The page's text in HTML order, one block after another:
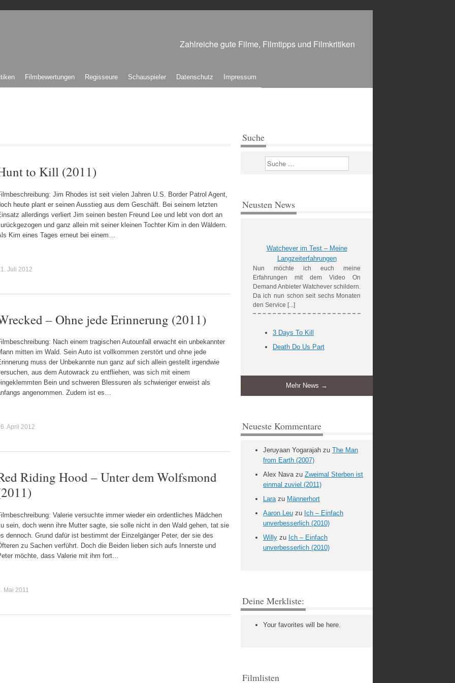
Zahlreiche gute Filme, Filmtipps und Filmkritiken
Filmbewertungen Regisseure Schauspieler Datenschutz Impressum
to Kill (2011)
Jim Rhodes ist seit vielen Jahren U.S. Border Patrol Agent,
heute plant er seinen Ausstieg aus dem Geschäft. Bei seinem letzten
allerdings verliert Jim seinen besten Freund Lee und lebt von dort an
und ganz allein mit seiner kleinen Tochter Kim in den Wäldern.
Kim eines Tages erneut bei einem…
Juli 2012
– Ohne jede Erinnerung (2011)
Nach einem tragischen Autounfall erwacht ein unbekannter
mitten im Wald. Sein Auto ist vollkommen zerstört und ohne jede
muss der Unbekannte nun ganz auf sich allein gestellt irgendwie
aus dem Autowrack zu entfliehen, was sich mit einem
Bein und schweren Blessuren als schwieriger erweist als
angenommen. Zudem ist es…
April 2012
Riding Hood – Unter dem Wolfsmond
Valerie versuchte immer wieder ein ordentliches Mädchen
sein, doch wenn ihre Mutter sagte, sie solle nicht in den Wald gehen, tat sie
dennoch. Grund dafür ist bestimmt der Einzelgänger Peter, der sie des
zu Sachen verführt. Doch die Beiden lieben sich aufs Innerste und
möchte, dass Valerie mit ihm fort…
Mai 2011
Suche
Suchen
Neusten News
Watchever im Test – Meine
Langzeiterfahrungen
Nun möchte ich euch meine
Erfahrungen mit dem Video On
Demand Anbieter Watchever schildern.
Da ich nun schon seit sechs Monaten
den Service [...]
3 Days To Kill
Death Do Us Part
Mehr News →
Neueste Kommentare
Jeruyaan Yogarajah zu The Man
from Earth (2007)
Alex Navazu Zweimal Sterben ist
einmal zuviel (2011)
Larazu Männerhort
Aaron Leu zu Ich – Einfach
unverbesserlich (2010)
Willy zu Ich – Einfach
unverbesserlich (2010)
Deine Merkliste:
Your favorites will be here.
Filmlisten